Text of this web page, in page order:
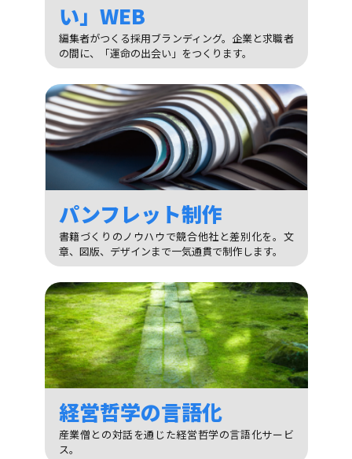
い」WEB
編集者がつくる採用ブランディング。企業と求職者
の間に、「運命の出会い」をつくります。
パンフレット制作
書籍づくりのノウハウで競合他社と差別化を。文
章、図版、デザインまで一気通貫で制作します。
経営哲学の言語化
産業僧との対話を通じた経営哲学の言語化サービ
ス。